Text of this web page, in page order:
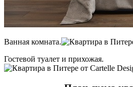
Ванная комната.
Гостевой туалет и прихожая.